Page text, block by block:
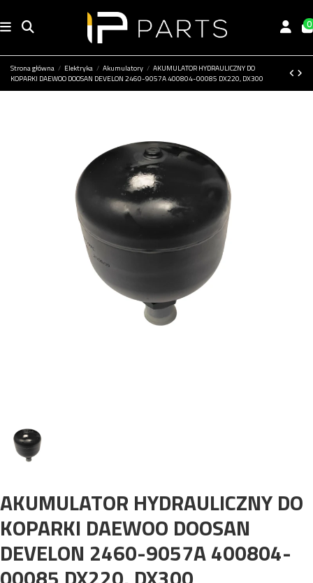
0
Strona główna Elektryka Akumulatory
AKUMULATOR HYDRAULICZNY DO
KOPARKI DAEWOO DOOSAN DEVELON 2460-9057A 400804-00085 DX220, DX300
AKUMULATOR HYDRAULICZNY DO
KOPARKI DAEWOO DOOSAN
DEVELON 2460-9057A 400804-